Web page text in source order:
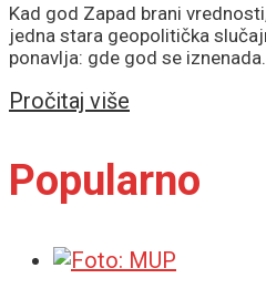
Kad god Zapad brani
jedna stara geopolitička
ponavlja: gde god se
Pročitaj više
Popularno